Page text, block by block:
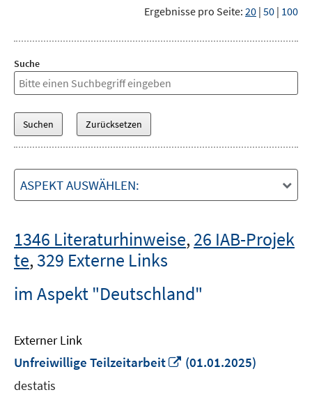
Ergebnisse pro Seite: 20 | 50 | 100
Suche
ASPEKT AUSWÄHLEN:
1346 Literaturhinweise,26 IAB-Projek
te,329 Externe Links
im Aspekt "Deutschland"
Externer Link
Unfreiwillige Teilzeitarbeit
In
(01.01.2025)
destatis